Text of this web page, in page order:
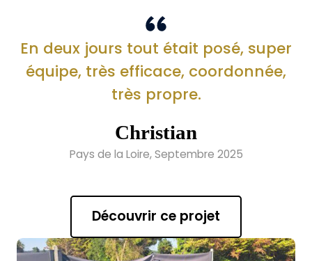
En deux jours tout était posé, super
équipe, très efficace, coordonnée,
très propre.
Christian
Pays de la Loire, Septembre 2025
Découvrir ce projet